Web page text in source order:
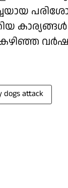
dogs attack